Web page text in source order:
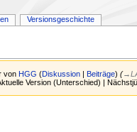
von HGG (Diskussion Beiträge) (
Version (Unterschied) |
Versionsgeschichte